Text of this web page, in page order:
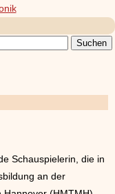
Schauspielerin, die in
an der